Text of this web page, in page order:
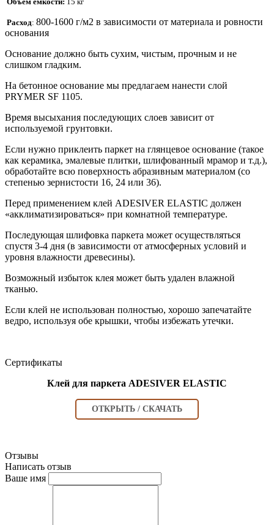
Расход: 800-1600 г/м2 в зависимости от материала и ровности
основания
Основание должно быть сухим, чистым, прочным и не
слишком гладким.
На бетонное основание мы предлагаем нанести слой
PRYMER SF 1105.
Время высыхания последующих слоев зависит от
используемой грунтовки.
Если нужно приклеить паркет на глянцевое основание (такое
как керамика, эмалевые плитки, шлифованный мрамор и т.д.),
обработайте всю поверхность абразивным материалом (со
степенью зернистости 16, 24 или 36).
Перед применением клей ADESIVER ELASTIC должен
«акклиматизироваться» при комнатной температуре.
Последующая шлифовка паркета может осуществляться
спустя 3-4 дня (в зависимости от атмосферных условий и
уровня влажности древесины).
Возможный избыток клея может быть удален влажной
тканью.
Если клей не использован полностью, хорошо запечатайте
ведро, используя обе крышки, чтобы избежать утечки.
Сертификаты
Клей для паркета ADESIVER ELASTIC
ОТКРЫТЬ / СКАЧАТЬ
Отзывы
Написать отзыв
Ваше имя